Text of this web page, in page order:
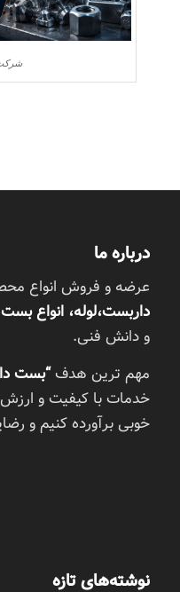
شرکت
درباره ما
عرضه و فروش انواع
داربست،لوله، انواع
و دانش فنی.
مهم ترین هدف“بست
خدمات با کیفیت و ارزش
خوبی برآورده کنیم و
نوشته‌های تازه